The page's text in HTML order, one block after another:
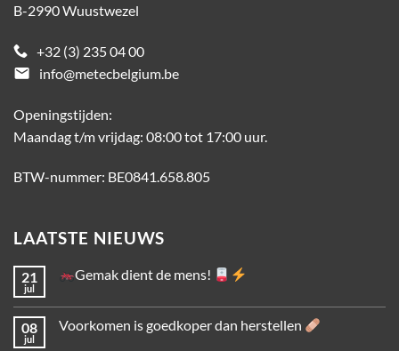
B-2990 Wuustwezel
+32 (3) 235 04 00
email
info@metecbelgium.be
Openingstijden:
Maandag t/m vrijdag: 08:00 tot 17:00 uur.
BTW-nummer: BE0841.658.805
LAATSTE NIEUWS
21
jul
Gemak dient de mens!
08
jul
Voorkomen is goedkoper dan herstellen